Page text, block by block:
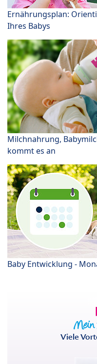
Ernährungsplan:
Ihres Babys
Milchnahrung,
kommt es an
Baby Entwicklung -
Viele